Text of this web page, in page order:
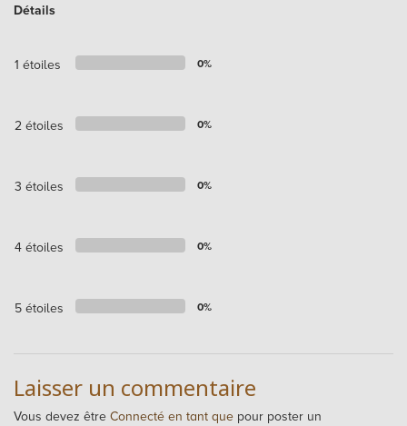
Détails
1 étoiles 0%
2 étoiles 0%
3 étoiles 0%
4 étoiles 0%
5 étoiles 0%
Laisser un commentaire
Vous devez être Connecté en tant que pour poster un